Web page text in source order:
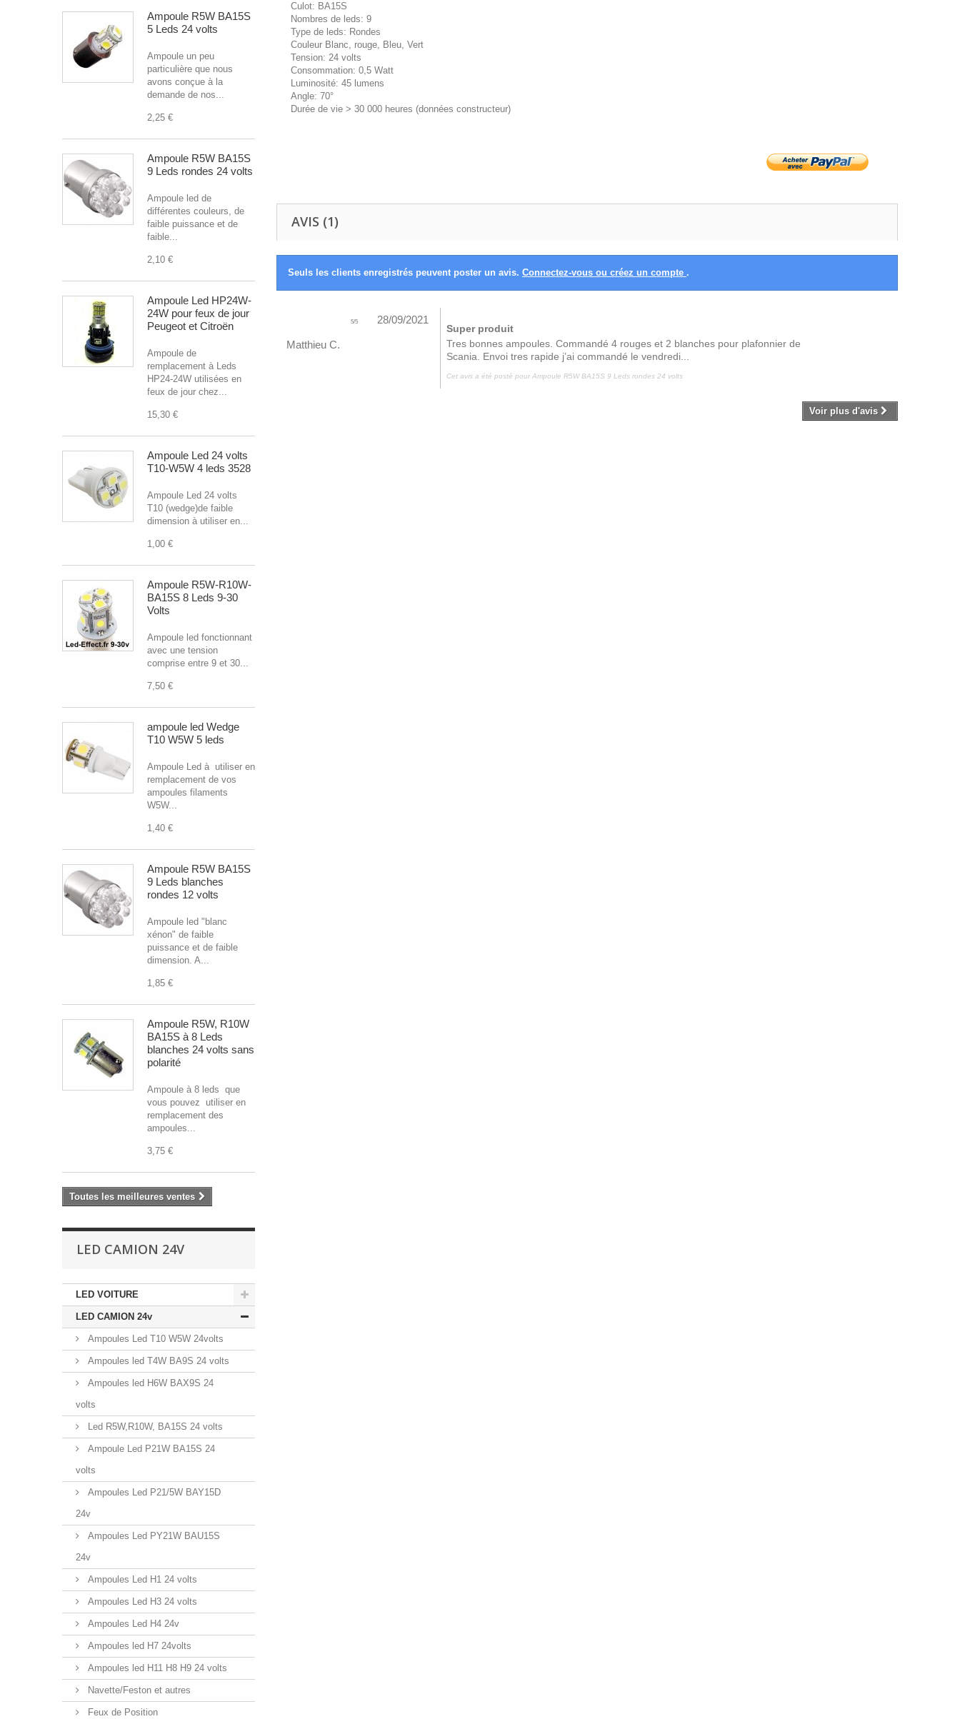
Ampoule R5W BA15S
5 Leds 24 volts
Ampoule un peu
particulière que nous
avons conçue à la
demande de nos...
2,25 €
Ampoule R5W BA15S
9 Leds rondes 24 volts
Ampoule led de
différentes couleurs, de
faible puissance et de
faible...
2,10 €
Ampoule Led HP24W-
24W pour feux de jour
Peugeot et Citroën
Ampoule de
remplacement à Leds
HP24-24W utilisées en
feux de jour chez...
15,30 €
Ampoule Led 24 volts
T10-W5W 4 leds 3528
Ampoule Led 24 volts
T10 (wedge)de faible
dimension à utiliser en...
1,00 €
Ampoule R5W-R10W-
BA15S 8 Leds 9-30
Volts
Ampoule led fonctionnant
avec une tension
comprise entre 9 et 30...
7,50 €
ampoule led Wedge
T10 W5W 5 leds
Ampoule Led à utiliser en
remplacement de vos
ampoules filaments
W5W...
1,40 €
Ampoule R5W BA15S
9 Leds blanches
rondes 12 volts
Ampoule led "blanc
xénon" de faible
puissance et de faible
dimension. A...
1,85 €
Ampoule R5W, R10W
BA15S à 8 Leds
blanches 24 volts sans
polarité
Ampoule à 8 leds que
vous pouvez utiliser en
remplacement des
ampoules...
3,75 €
Toutes les meilleures ventes
LED CAMION 24V
LED VOITURE
LED CAMION 24v
Ampoules Led T10 W5W 24volts
Ampoules led T4W BA9S 24 volts
Ampoules led H6W BAX9S 24
volts
Led R5W,R10W, BA15S 24 volts
Ampoule Led P21W BA15S 24
volts
Ampoules Led P21/5W BAY15D
24v
Ampoules Led PY21W BAU15S
24v
Ampoules Led H1 24 volts
Ampoules Led H3 24 volts
Ampoules Led H4 24v
Ampoules led H7 24volts
Ampoules led H11 H8 H9 24 volts
Navette/Feston et autres
Feux de Position
Culot: BA15S
Nombres de leds: 9
Type de leds: Rondes
Couleur Blanc, rouge, Bleu, Vert
Tension: 24 volts
Consommation: 0,5 Watt
Luminosité: 45 lumens
Angle: 70°
Durée de vie > 30 000 heures (données constructeur)
AVIS (1)
Seuls les clients enregistrés peuvent poster un avis. Connectez-vous ou créez un compte .
5/5 28/09/2021
Matthieu C.
Super produit
Tres bonnes ampoules. Commandé 4 rouges et 2 blanches pour plafonnier de
Scania. Envoi tres rapide j’ai commandé le vendredi...
Cet avis a été posté pourAmpoule R5W BA15S 9 Leds rondes 24 volts
Voir plus d'avis